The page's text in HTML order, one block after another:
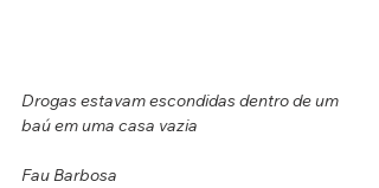
Drogas estavam escondidas dentro de um
baú em uma casa vazia
Fau Barbosa